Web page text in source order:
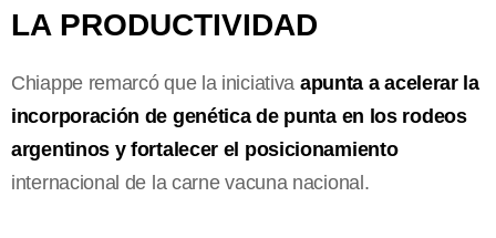
LA PRODUCTIVIDAD
Chiappe remarcó que la iniciativa apunta a acelerar la
incorporación de genética de punta en los rodeos
argentinos y fortalecer el posicionamiento
internacional de la carne vacuna nacional.